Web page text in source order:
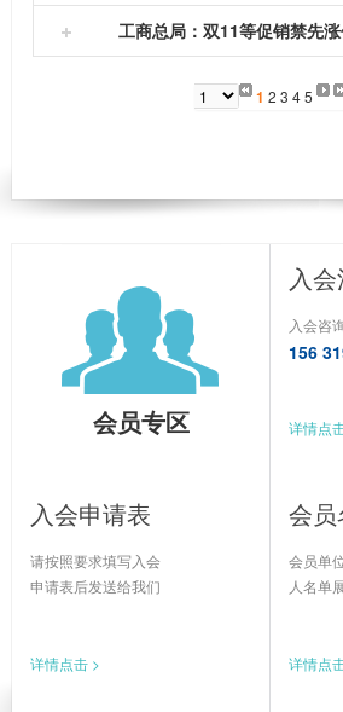
业创业工作的实施意见》主要政策
解读。 意见明确，建...
会，欢迎出席“一带一路”国际合作
团长及嘉宾。习近平发表致辞，代
欢迎各位贵宾的到...
工商总局：双11等促销禁先
当网、聚美优品、国美在线、1号
购、同程网、阿里巴巴、蘑菇街、
1 2 3 45
会员专区
入
入会咨
156
详情点
入会申请表
请按照要求填写入会
申请表后发送给我们
详情点击 >
会
会员单
人名单
详情点